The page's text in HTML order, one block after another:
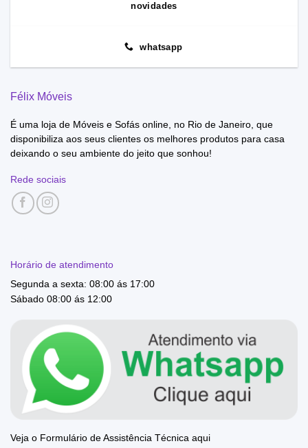
novidades
whatsapp
Félix Móveis
É uma loja de Móveis e Sofás online, no Rio de Janeiro, que
disponibiliza aos seus clientes os melhores produtos para casa
deixando o seu ambiente do jeito que sonhou!
Rede sociais
Horário de atendimento
Segunda a sexta: 08:00 ás 17:00
Sábado 08:00 ás 12:00
Veja o Formulário de Assistência Técnica aqui